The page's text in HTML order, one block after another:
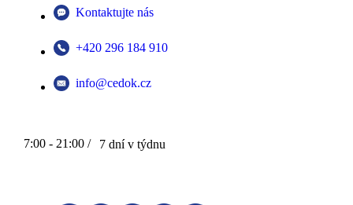
Kontaktujte nás
+420 296 184 910
info@cedok.cz
7:00 - 21:00 / 7 dní v týdnu